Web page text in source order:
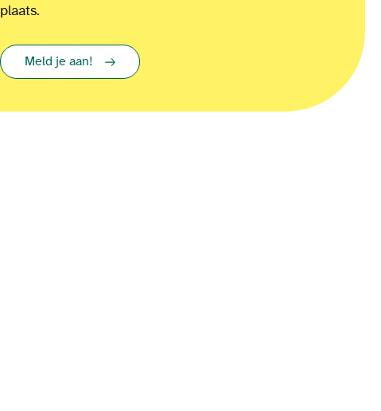
plaats.
Meld je aan!